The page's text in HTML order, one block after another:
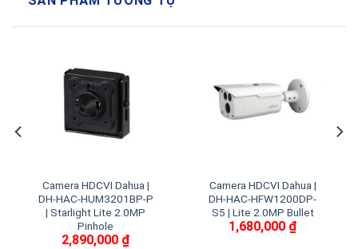
Camera HDCVI Dahua |
DH-HAC-HUM3201BP-P
| Starlight Lite 2.0MP
Pinhole
2,890,000 ₫
Camera HDCVI Dahua |
DH-HAC-HFW1200DP-
S5 | Lite 2.0MP Bullet
1,680,000 ₫